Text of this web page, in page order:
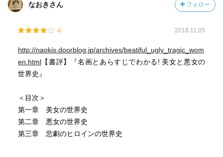
なおきさん フォロー
4 2018.11.05
http://naokis.doorblog.jp/archives/beatiful_ugly_tragic_wom
en.html【書評】『名画とあらすじでわかる! 美女と悪女の
世界史』
＜目次＞
第一章 美女の世界史
第二章 悪女の世界史
第三章 悲劇のヒロインの世界史